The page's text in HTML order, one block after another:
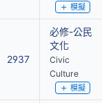
模擬
2937
必修-公民
文化
Civic
Culture
模擬